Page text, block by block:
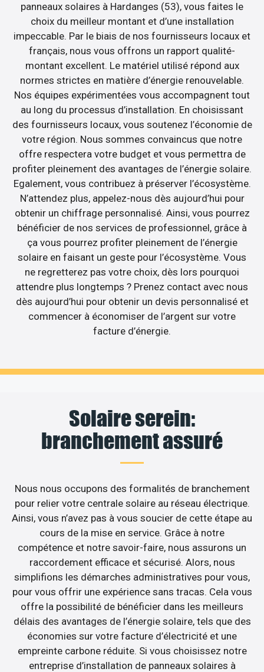
panneaux solaires à Hardanges (53), vous faites le
choix du meilleur montant et d’une installation
impeccable. Par le biais de nos fournisseurs locaux et
français, nous vous offrons un rapport qualité-
montant excellent. Le matériel utilisé répond aux
normes strictes en matière d’énergie renouvelable.
Nos équipes expérimentées vous accompagnent tout
au long du processus d’installation. En choisissant
des fournisseurs locaux, vous soutenez l’économie de
votre région. Nous sommes convaincus que notre
offre respectera votre budget et vous permettra de
profiter pleinement des avantages de l’énergie solaire.
Egalement, vous contribuez à préserver l’écosystème.
N’attendez plus, appelez-nous dès aujourd’hui pour
obtenir un chiffrage personnalisé. Ainsi, vous pourrez
bénéficier de nos services de professionnel, grâce à
ça vous pourrez profiter pleinement de l’énergie
solaire en faisant un geste pour l’écosystème. Vous
ne regretterez pas votre choix, dès lors pourquoi
attendre plus longtemps ? Prenez contact avec nous
dès aujourd’hui pour obtenir un devis personnalisé et
commencer à économiser de l’argent sur votre
facture d’énergie.
Solaire serein:
branchement assuré
Nous nous occupons des formalités de branchement
pour relier votre centrale solaire au réseau électrique.
Ainsi, vous n’avez pas à vous soucier de cette étape au
cours de la mise en service. Grâce à notre
compétence et notre savoir-faire, nous assurons un
raccordement efficace et sécurisé. Alors, nous
simplifions les démarches administratives pour vous,
pour vous offrir une expérience sans tracas. Cela vous
offre la possibilité de bénéficier dans les meilleurs
délais des avantages de l’énergie solaire, tels que des
économies sur votre facture d’électricité et une
empreinte carbone réduite. Si vous choisissez notre
entreprise d’installation de panneaux solaires à